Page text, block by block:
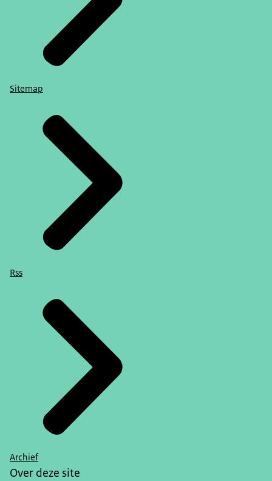
Sitemap
Rss
Archief
Over deze site